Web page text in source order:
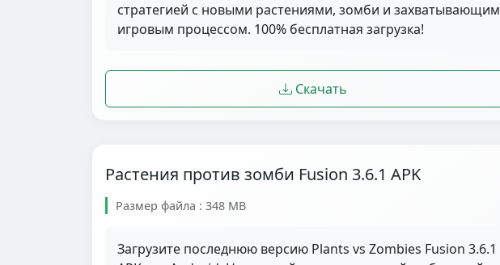
стратегией с новыми растениями, зомби и захватывающим
игровым процессом. 100% бесплатная загрузка!
Скачать
Растения против зомби Fusion 3.6.1 APK
Размер файла : 348 MB
Загрузите последнюю версию Plants vs Zombies Fusion 3.6.1